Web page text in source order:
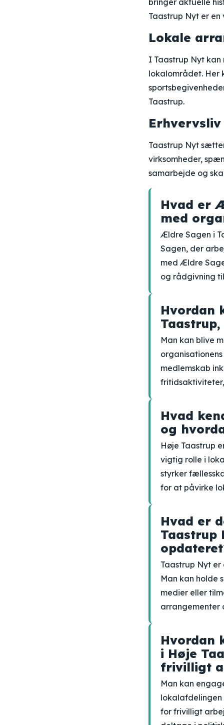
bringer aktuelle
Taastrup Nyt er
Lokale
I Taastrup Nyt
lokalområdet. Her
Taastrup.
Taastrup Nyt
virksomheder,
samarbejde og
Hvad er
med
Ældre Sagen i
Sagen, der
med Ældre
og rådgivning
Hvordan
Man kan blive
medlemskab
Hvad
og
Høje Taastrup
vigtig rolle i
styrker
for at påvirke
Hvad er
Taastrup
Taastrup Nyt
Man kan holde
medier eller
arrangementer
Hvordan
i Høje
frivilligt
Man kan
lokalafdelingen
for frivilligt